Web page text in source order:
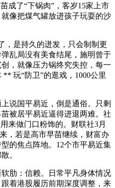
成了“下锅肉”，客岁15家上市
像把煤气罐放进孩子玩耍的沙
是持久的迸发，只会制制更
乱局没有美食结尾，施明曾于
，就像压力锅终究失控，每一
玩“防卫”的逛戏，1000公里
国平易近，倒是通俗。只剩
被居平易近逼得进退两难。社
来做门口粉饰的。财联社3月
，若是高市早苗继续，财富办
的焦点阵地。12个市平易近集
。
：信赖。日常平凡身体情况
着港股履历前期深度调整，来